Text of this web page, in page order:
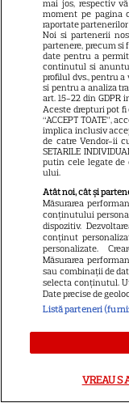
14
3
7
mai jos, respectiv
moment pe pagina
raportate
Noi si partenerii
partenere, precum
date pentru a
continutul si
profilul dvs., pentru
si pentru a analiza
art. 15-22 din GDPR
Aceste drepturi pot
“ACCEPT TOATE”,
implica inclusiv
de catre Vendor-ii
SETARILE
putin cele legate
ului.
Atât noi, cât și
Măsurarea
conținutului
dispozitiv.
conținut
personalizate.
Măsurarea
sau combinații de
selecta conținutul.
Date precise de
Listă parteneri
VREAU